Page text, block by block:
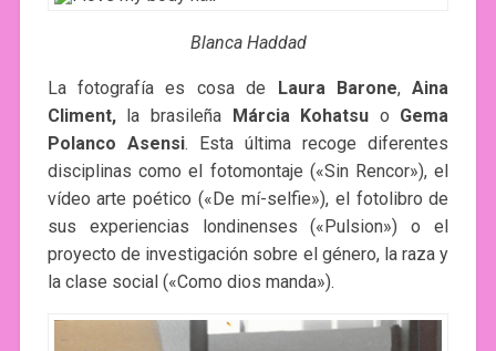
Blanca Haddad
La fotografía es cosa de Laura Barone,Aina
Climent, la brasileñaMárcia Kohatsu o Gema
Polanco Asensi. Esta última recoge diferentes
disciplinas como el fotomontaje («Sin Rencor»), el
vídeo arte poético («De mí-selfie»), el fotolibro de
sus experiencias londinenses («Pulsion») o el
proyecto de investigación sobre el género, la raza y
la clase social («Como dios manda»).